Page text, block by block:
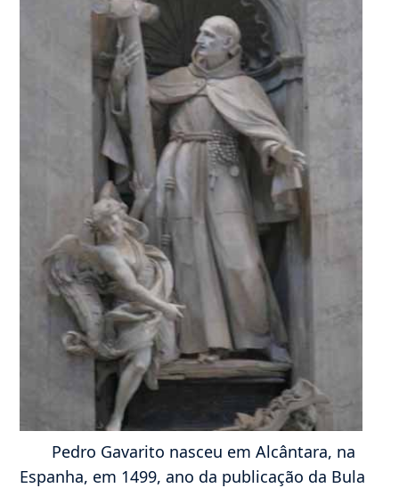
Pedro Gavarito nasceu em Alcântara, na
Espanha, em 1499, ano da publicação da Bula